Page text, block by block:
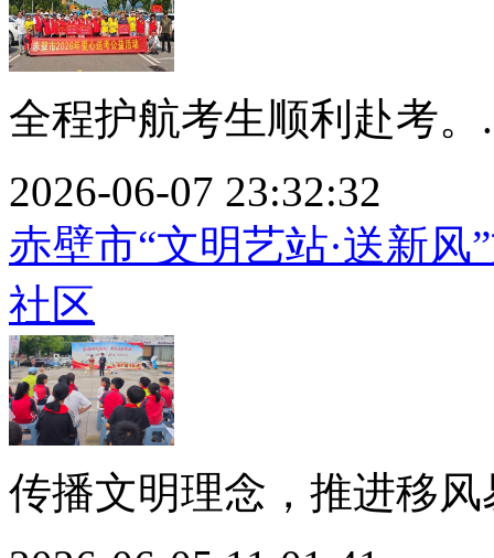
全程护航考生顺利赴考。
2026-06-07 23:32:32
赤壁市“文明艺站·送新
社区
传播文明理念，推进移